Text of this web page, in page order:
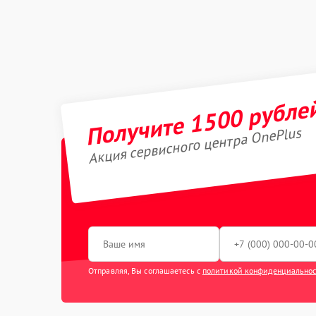
Получите 1500
Акция сервисного центра OnePlus
Отправляя, Вы соглашаетесь с политикой